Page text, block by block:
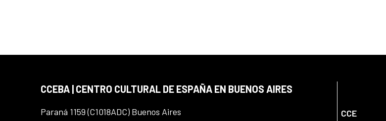
CCEBA | CENTRO CULTURAL DE ESPAÑA EN BUENOS AIRES
Paraná 1159 (C1018ADC) Buenos Aires
CCE